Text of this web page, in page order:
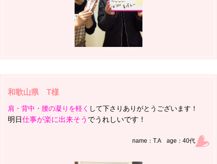
和歌山県 T様
肩・背中・腰の凝りを軽く して下さりありがとうございます！
明日仕事が楽に出来そう でうれしいです！
name：T.A age：40代